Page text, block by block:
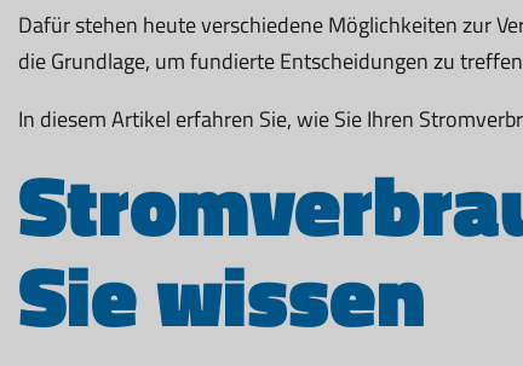
Dafür stehen heute verschiedene Möglichkeiten zur
die Grundlage, um fundierte Entscheidungen zu
In diesem Artikel erfahren Sie, wie Sie Ihren
Sie wissen